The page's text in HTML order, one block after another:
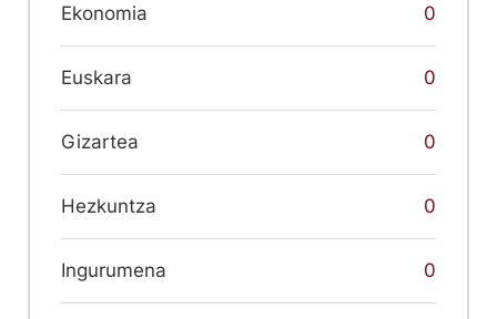
Ekonomia 0
Euskara 0
Gizartea 0
Hezkuntza 0
Ingurumena 0